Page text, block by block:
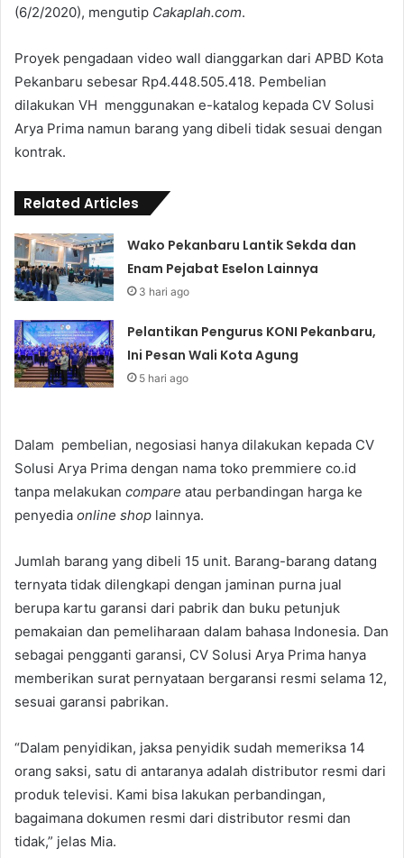
(6/2/2020), mengutip Cakaplah.com.
Proyek pengadaan video wall dianggarkan dari APBD Kota
Pekanbaru sebesar Rp4.448.505.418. Pembelian
dilakukan VH menggunakan e-katalog kepada CV Solusi
Arya Prima namun barang yang dibeli tidak sesuai dengan
kontrak.
Related Articles
Wako Pekanbaru Lantik Sekda dan
Enam Pejabat Eselon Lainnya
3 hari ago
Pelantikan Pengurus KONI Pekanbaru,
Ini Pesan Wali Kota Agung
5 hari ago
Dalam pembelian, negosiasi hanya dilakukan kepada CV
Solusi Arya Prima dengan nama toko premmiere co.id
tanpa melakukan compare atau perbandingan harga ke
penyedia online shop lainnya.
Jumlah barang yang dibeli 15 unit. Barang-barang datang
ternyata tidak dilengkapi dengan jaminan purna jual
berupa kartu garansi dari pabrik dan buku petunjuk
pemakaian dan pemeliharaan dalam bahasa Indonesia. Dan
sebagai pengganti garansi, CV Solusi Arya Prima hanya
memberikan surat pernyataan bergaransi resmi selama 12,
sesuai garansi pabrikan.
“Dalam penyidikan, jaksa penyidik sudah memeriksa 14
orang saksi, satu di antaranya adalah distributor resmi dari
produk televisi. Kami bisa lakukan perbandingan,
bagaimana dokumen resmi dari distributor resmi dan
tidak,” jelas Mia.